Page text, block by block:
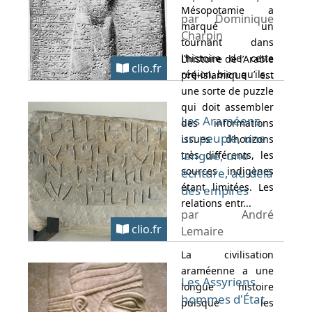
Mésopotamie a
marqué un
tournant dans
l’histoire de cette
région, bien qu’ils...
clio.fr
par Dominique
Charpin
L’histoire de l’Arabie
pré-islamique est
une sorte de puzzle
qui doit assembler
des informations
issues d’horizons
très différents, les
sources indigènes
étant limitées. Les
relations entr...
clio.fr
Les Araméens,
un peuple, une
langue, une
écriture, au-delà
des empires
par André
Lemaire
La civilisation
araméenne a une
longue histoire
puisque les
Les Assyriens,
hommes d'État